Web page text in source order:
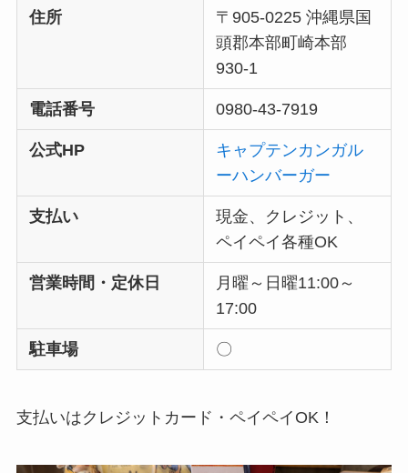
住所
〒905-0225 沖縄県国
頭郡本部町崎本部
930-1
電話番号 0980-43-7919
公式HP
キャプテンカンガル
ーハンバーガー
支払い
現金、クレジット、
ペイペイ各種OK
営業時間・定休日
月曜～日曜11:00～
17:00
駐車場 〇
支払いはクレジットカード・ペイペイOK！